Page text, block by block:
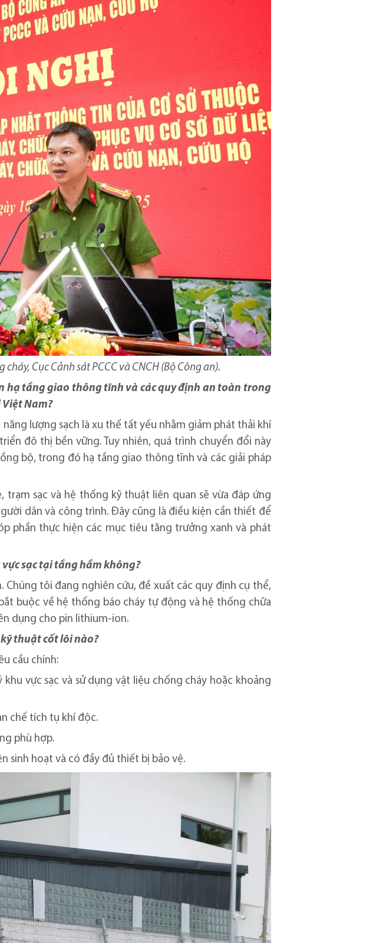
Cục Cảnh sát PCCC và CNCH (Bộ Công an).
hạ tầng giao thông tĩnh và các quy định an toàn trong
Nam?
lượng sạch là xu thế tất yếu nhằm giảm phát thải khí
đô thị bền vững. Tuy nhiên, quá trình chuyển đổi này
bộ, trong đó hạ tầng giao thông tĩnh và các giải pháp
sạc và hệ thống kỹ thuật liên quan sẽ vừa đáp ứng
dân và công trình. Đây cũng là điều kiện cần thiết để
phần thực hiện các mục tiêu tăng trưởng xanh và phát
sạc tại tầng hầm không?
Chúng tôi đang nghiên cứu, đề xuất các quy định cụ thể,
buộc về hệ thống báo cháy tự động và hệ thống chữa
dụng cho pin lithium-ion.
thuật cốt lõi nào?
cầu chính:
vực sạc và sử dụng vật liệu chống cháy hoặc khoảng
chế tích tụ khí độc.
phù hợp.
sinh hoạt và có đầy đủ thiết bị bảo vệ.